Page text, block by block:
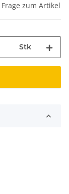
Frage zum Artikel
Stk